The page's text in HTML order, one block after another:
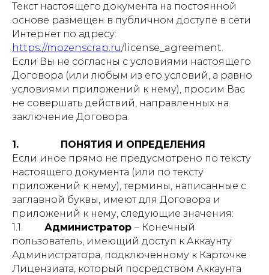
Текст настоящего документа на постоянной
основе размещен в публичном доступе в сети
Интернет по адресу:
https://mozenscrap.ru/license_agreement.
Если Вы не согласны с условиями настоящего
Договора (или любым из его условий, а равно
условиями приложений к нему), просим Вас
не совершать действий, направленных на
заключение Договора.
1. ПОНЯТИЯ И ОПРЕДЕЛЕНИЯ
Если иное прямо не предусмотрено по тексту
настоящего документа (или по тексту
приложений к нему), термины, написанные с
заглавной буквы, имеют для Договора и
приложений к нему, следующие значения:
1.1. Администратор – Конечный
пользователь, имеющий доступ к Аккаунту
Администратора, подключенному к Карточке
Лицензиата, который посредством Аккаунта